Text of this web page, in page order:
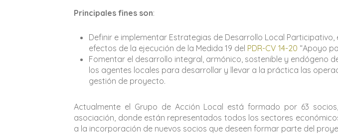
Principales fines son:
Definir e implementar Estrategias de Desarrollo Local
efectos de la ejecución de la Medida 19 del PDR-CV 14-20 “Apoyo
Fomentar el desarrollo integral, armónico, sostenible y endógeno
los agentes locales para desarrollar y llevar a la práctica las
gestión de proyecto.
Actualmente el Grupo de Acción Local está formado por 63
asociación, donde están representados todos los sectores
a la incorporación de nuevos socios que deseen formar parte del